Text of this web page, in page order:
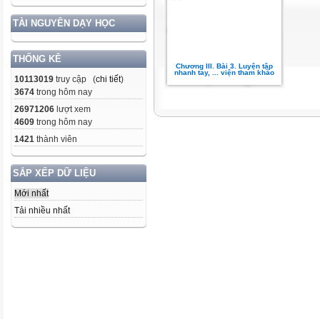
TÀI NGUYÊN DẠY HỌC
THỐNG KÊ
10113019 truy cập (chi tiết)
3674 trong hôm nay
26971206 lượt xem
4609 trong hôm nay
1421 thành viên
SẮP XẾP DỮ LIỆU
Mới nhất
Tải nhiều nhất
Chương III. Bài 3. Luyện tập
nhanh tay, ... viện tham khảo